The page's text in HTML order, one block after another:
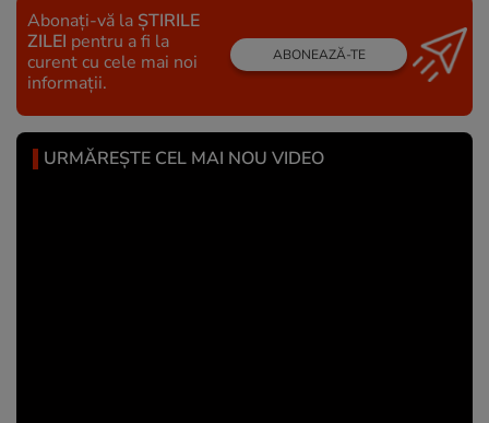
Abonați-vă la ȘTIRILE
ZILEI pentru a fi la
curent cu cele mai noi
informații.
ABONEAZĂ-TE
URMĂREȘTE CEL MAI NOU VIDEO